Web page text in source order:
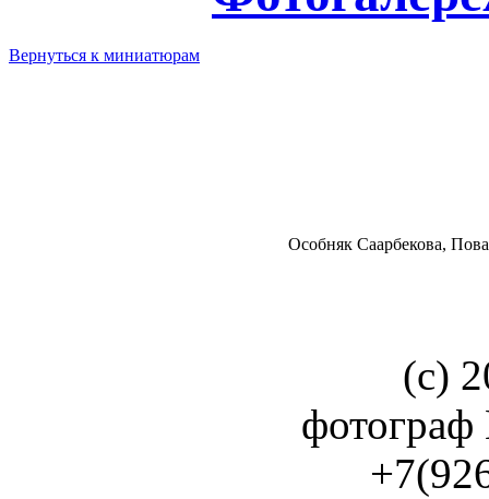
Вернуться к миниатюрам
Особняк Саарбекова,
(с)